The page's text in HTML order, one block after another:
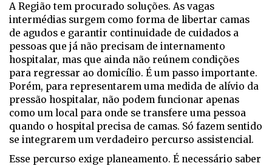
A Região tem procurado soluções. As vagas
intermédias surgem como forma de libertar camas
de agudos e garantir continuidade de cuidados a
pessoas que já não precisam de internamento
hospitalar, mas que ainda não reúnem condições
para regressar ao domicílio. É um passo importante.
Porém, para representarem uma medida de alívio da
pressão hospitalar, não podem funcionar apenas
como um local para onde se transfere uma pessoa
quando o hospital precisa de camas. Só fazem sentido
se integrarem um verdadeiro percurso assistencial.
Esse percurso exige planeamento. É necessário saber